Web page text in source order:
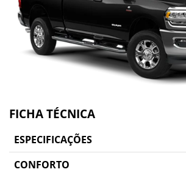
FICHA TÉCNICA
ESPECIFICAÇÕES
CONFORTO